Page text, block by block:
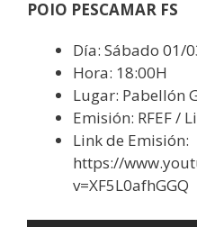
POIO PESCAMAR FS
Día: Sábado 01/
Hora: 18:00H
Lugar: Pabellón
Emisión: RFEF /
Link de Emisión:
https://
v=XF5L0afhGGQ